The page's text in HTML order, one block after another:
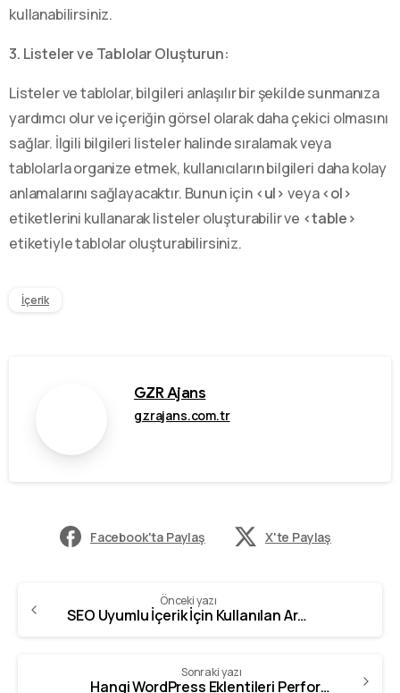
kullanabilirsiniz.
3. Listeler ve Tablolar Oluşturun:
Listeler ve tablolar, bilgileri anlaşılır bir şekilde sunmanıza
yardımcı olur ve içeriğin görsel olarak daha çekici olmasını
sağlar. İlgili bilgileri listeler halinde sıralamak veya
tablolarla organize etmek, kullanıcıların bilgileri daha kolay
anlamalarını sağlayacaktır. Bunun için <ul> veya<ol>
etiketlerini kullanarak listeler oluşturabilir ve <table>
etiketiyle tablolar oluşturabilirsiniz.
İçerik
GZR Ajans
gzrajans.com.tr
Facebook'ta Paylaş X'te Paylaş
Önceki yazı
SEO Uyumlu İçerik İçin Kullanılan Araçlar
Sonraki yazı
Hangi WordPress Eklentileri Performansı Olumsuz Etkileyebilir?